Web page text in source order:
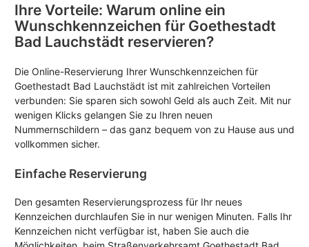
Ihre Vorteile: Warum online ein
Wunschkennzeichen für Goethestadt
Bad Lauchstädt reservieren?
Die Online-Reservierung Ihrer Wunschkennzeichen für
Goethestadt Bad Lauchstädt ist mit zahlreichen Vorteilen
verbunden: Sie sparen sich sowohl Geld als auch Zeit. Mit nur
wenigen Klicks gelangen Sie zu Ihren neuen
Nummernschildern – das ganz bequem von zu Hause aus und
vollkommen sicher.
Einfache Reservierung
Den gesamten Reservierungsprozess für Ihr neues
Kennzeichen durchlaufen Sie in nur wenigen Minuten. Falls Ihr
Kennzeichen nicht verfügbar ist, haben Sie auch die